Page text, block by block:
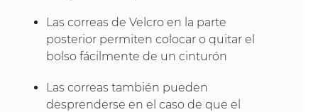
Las correas de Velcro en la parte
posterior permiten colocar o quitar el
bolso fácilmente de un cinturón
Las correas también pueden
desprenderse en el caso de que el